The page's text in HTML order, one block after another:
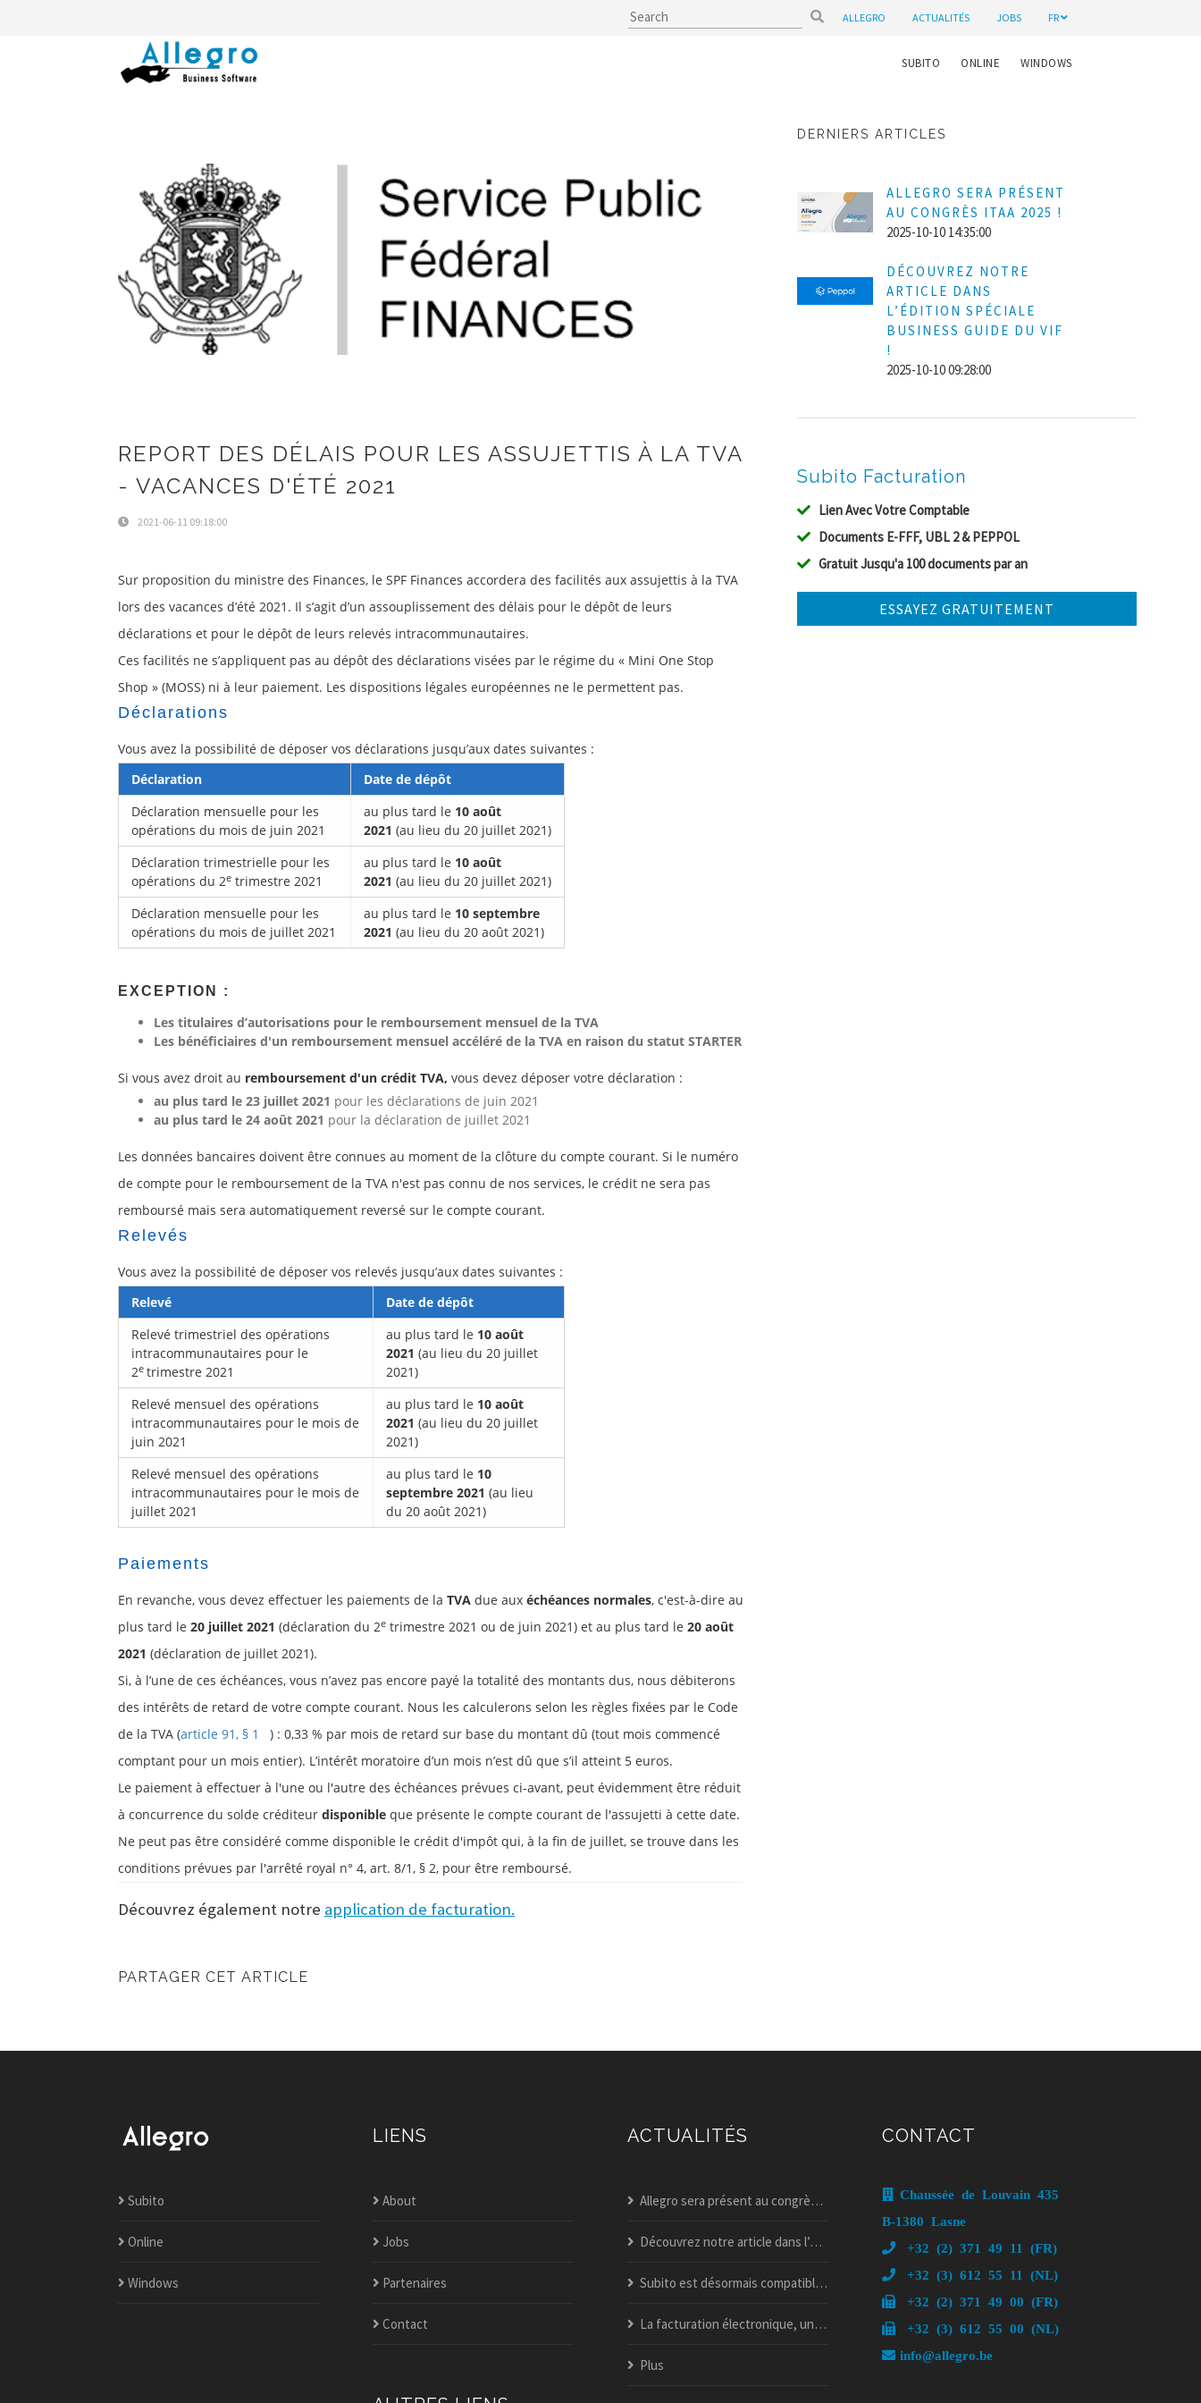
ALLEGRO ACTUALITÉS JOBS FR
SUBITO ONLINE WINDOWS
REPORT DES DÉLAIS POUR LES ASSUJETTIS À LA TVA
- VACANCES D'ÉTÉ 2021
2021-06-11 09:18:00
Sur proposition du ministre des Finances, le SPF Finances accordera des facilités aux assujettis à la TVA
lors des vacances d’été 2021. Il s’agit d’un assouplissement des délais pour le dépôt de leurs
déclarations et pour le dépôt de leurs relevés intracommunautaires.
Ces facilités ne s’appliquent pas au dépôt des déclarations visées par le régime du « Mini One Stop
Shop » (MOSS) ni à leur paiement. Les dispositions légales européennes ne le permettent pas.
Déclarations
Vous avez la possibilité de déposer vos déclarations jusqu’aux dates suivantes :
Déclaration
Date de dépôt
Déclaration mensuelle pour les
opérations du mois de juin 2021
au plus tard le 10 août
2021 (au lieu du 20 juillet 2021)
Déclaration trimestrielle pour les
opérations du 2e trimestre 2021
au plus tard le 10 août
2021 (au lieu du 20 juillet 2021)
Déclaration mensuelle pour les
opérations du mois de juillet 2021
au plus tard le 10 septembre
2021 (au lieu du 20 août 2021)
EXCEPTION :
Les titulaires d’autorisations pour le remboursement mensuel de la TVA
Les bénéficiaires d'un remboursement mensuel accéléré de la TVA en raison du statut STARTER
Si vous avez droit au remboursement d'un crédit TVA, vous devez déposer votre déclaration :
au plus tard le 23 juillet 2021 pour les déclarations de juin 2021
au plus tard le 24 août 2021 pour la déclaration de juillet 2021
Les données bancaires doivent être connues au moment de la clôture du compte courant. Si le numéro
de compte pour le remboursement de la TVA n'est pas connu de nos services, le crédit ne sera pas
remboursé mais sera automatiquement reversé sur le compte courant.
Relevés
Vous avez la possibilité de déposer vos relevés jusqu’aux dates suivantes :
Relevé
Date de dépôt
Relevé trimestriel des opérations
intracommunautaires pour le
2e trimestre 2021
au plus tard le 10 août
2021 (au lieu du 20 juillet
2021)
Relevé mensuel des opérations
intracommunautaires pour le mois de
juin 2021
au plus tard le 10 août
2021 (au lieu du 20 juillet
2021)
Relevé mensuel des opérations
intracommunautaires pour le mois de
juillet 2021
au plus tard le 10
septembre 2021 (au lieu
du 20 août 2021)
Paiements
En revanche, vous devez effectuer les paiements de la TVA due aux échéances normales, c'est-à-dire au
plus tard le 20 juillet 2021 (déclaration du 2e trimestre 2021 ou de juin 2021) et au plus tard le 20 août
2021 (déclaration de juillet 2021).
Si, à l’une de ces échéances, vous n’avez pas encore payé la totalité des montants dus, nous débiterons
des intérêts de retard de votre compte courant. Nous les calculerons selon les règles fixées par le Code
de la TVA (article 91, § 1 (link is external)
) : 0,33 % par mois de retard sur base du montant dû (tout mois commencé
comptant pour un mois entier). L’intérêt moratoire d’un mois n’est dû que s’il atteint 5 euros.
Le paiement à effectuer à l'une ou l'autre des échéances prévues ci-avant, peut évidemment être réduit
à concurrence du solde créditeur disponible que présente le compte courant de l'assujetti à cette date.
Ne peut pas être considéré comme disponible le crédit d'impôt qui, à la fin de juillet, se trouve dans les
conditions prévues par l'arrêté royal n° 4, art. 8/1, § 2, pour être remboursé.
Découvrez également notre application de facturation.
PARTAGER CET ARTICLE
DERNIERS ARTICLES
ALLEGRO SERA PRÉSENT
AU CONGRÈS ITAA 2025 !
2025-10-10 14:35:00
DÉCOUVREZ NOTRE
ARTICLE DANS
L’ÉDITION SPÉCIALE
BUSINESS GUIDE DU VIF
!
2025-10-10 09:28:00
Subito Facturation
Lien Avec Votre Comptable
Documents E-FFF, UBL 2 & PEPPOL
Gratuit Jusqu'a 100 documents par an
ESSAYEZ GRATUITEMENT
Subito
Online
Windows
LIENS
About
Jobs
Partenaires
Contact
ACTUALITÉS
Allegro sera présent au congrès itaa 2025 !
Découvrez notre article dans l’édition spéciale business guide du vif !
Subito est désormais compatible peppol – activez-le dès aujourd’hui
La facturation électronique, une nouveauté dans allegro popsy ?
Plus
CONTACT
Chaussée de Louvain 435
B-1380 Lasne
+32 (2) 371 49 11 (FR)
+32 (3) 612 55 11 (NL)
+32 (2) 371 49 00 (FR)
+32 (3) 612 55 00 (NL)
info@allegro.be